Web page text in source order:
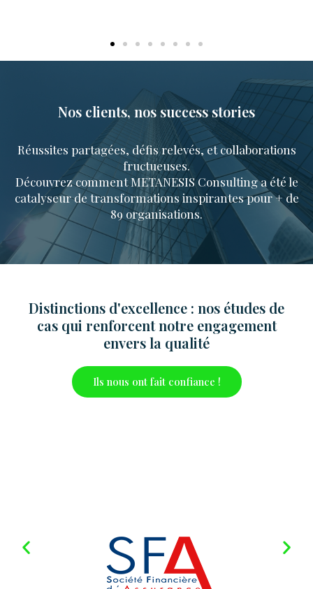
Nos clients, nos success stories
Réussites partagées, défis relevés, et collaborations
fructueuses.
Découvrez comment METANESIS Consulting a été le
catalyseur de transformations inspirantes pour + de
89 organisations.
Distinctions d'excellence : nos études de
cas qui renforcent notre engagement
envers la qualité
Ils nous ont fait confiance !